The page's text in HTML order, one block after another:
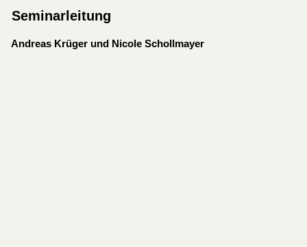
Seminarleitung
Andreas Krüger und Nicole Schollmayer